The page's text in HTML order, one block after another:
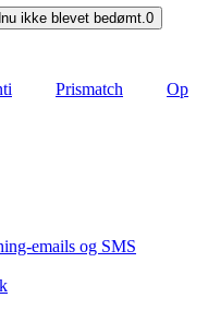
ikke blevet bedømt. 0
Prismatch
Op
emails og SMS